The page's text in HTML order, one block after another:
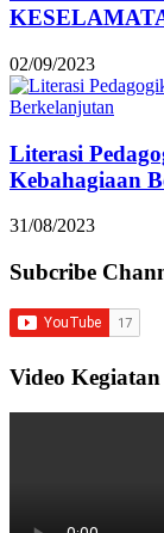
02/09/2023
Literasi
Kebahagiaan
31/08/2023
Subcribe
Video Kegiatan